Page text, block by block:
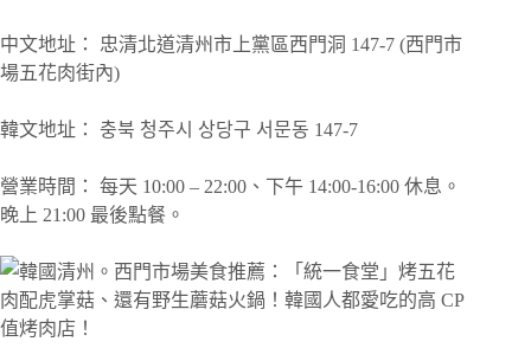
中文地址： 忠清北道清州市上黨區西門洞 147-7 (西門市
場五花肉街內)
韓文地址： 충북 청주시 상당구 서문동 147-7
營業時間： 每天 10:00 – 22:00、下午 14:00-16:00 休息。
晚上 21:00 最後點餐。